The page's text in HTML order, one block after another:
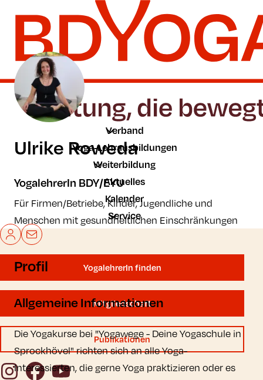
Zum Hauptinhalt der Seite springen
Zur Startseite navigieren
Verband
Yoga-Lehrausbildungen
Weiterbildung
Aktuelles
Kalender
Service
Mein BDYoga
Kontakt
YogalehrerIn finden
Mitgliedschaft
Publikationen
InstagramFacebookYouTube
Ulrike Roweda
YogalehrerIn BDY/EYU
Für Firmen/Betriebe, Kinder, Jugendliche und
Menschen mit gesundheitlichen Einschränkungen
Profil
Allgemeine Informationen
Die Yogakurse bei "Yogawege - Deine Yogaschule in
Sprockhövel" richten sich an alle Yoga-
Interessierten, die gerne Yoga praktizieren oder es